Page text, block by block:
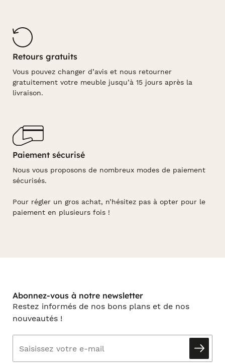
Retours gratuits
Vous pouvez changer d’avis et nous retourner
gratuitement votre meuble jusqu’à 15 jours après la
livraison.
Paiement sécurisé
Nous vous proposons de nombreux modes de paiement
sécurisés.
Pour régler un gros achat, n’hésitez pas à opter pour le
paiement en plusieurs fois !
Abonnez-vous à notre newsletter
Restez informés de nos bons plans et de nos
nouveautés !